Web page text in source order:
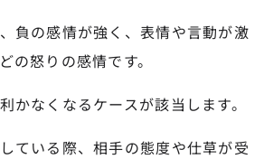
負の感情が強く、表情や言動が激
の怒りの感情です。
かなくなるケースが該当します。
ている際、相手の態度や仕草が受